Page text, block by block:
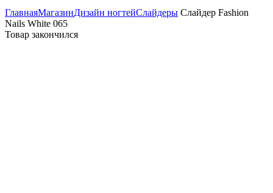
ГлавнаяМагазинДизайн ногтейСлайдеры Слайдер Fashion
Nails White 065
Товар закончился